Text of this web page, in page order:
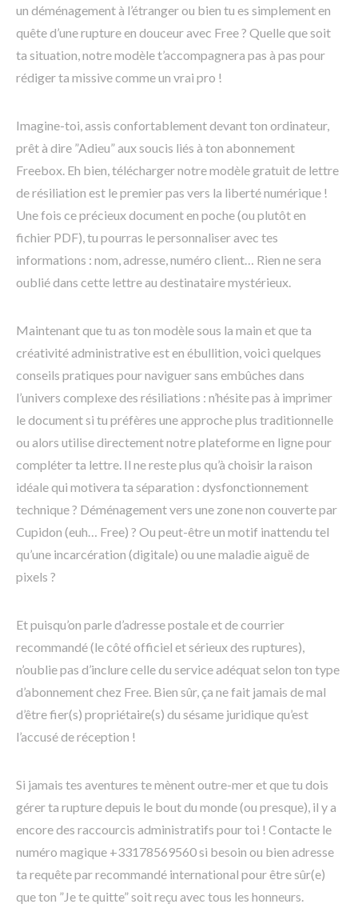
un déménagement à l’étranger ou bien tu es simplement en
quête d’une rupture en douceur avec Free ? Quelle que soit
ta situation, notre modèle t’accompagnera pas à pas pour
rédiger ta missive comme un vrai pro !
Imagine-toi, assis confortablement devant ton ordinateur,
prêt à dire ”Adieu” aux soucis liés à ton abonnement
Freebox. Eh bien, télécharger notre modèle gratuit de lettre
de résiliation est le premier pas vers la liberté numérique !
Une fois ce précieux document en poche (ou plutôt en
fichier PDF), tu pourras le personnaliser avec tes
informations : nom, adresse, numéro client… Rien ne sera
oublié dans cette lettre au destinataire mystérieux.
Maintenant que tu as ton modèle sous la main et que ta
créativité administrative est en ébullition, voici quelques
conseils pratiques pour naviguer sans embûches dans
l’univers complexe des résiliations : n’hésite pas à imprimer
le document si tu préfères une approche plus traditionnelle
ou alors utilise directement notre plateforme en ligne pour
compléter ta lettre. Il ne reste plus qu’à choisir la raison
idéale qui motivera ta séparation : dysfonctionnement
technique ? Déménagement vers une zone non couverte par
Cupidon (euh… Free) ? Ou peut-être un motif inattendu tel
qu’une incarcération (digitale) ou une maladie aiguë de
pixels ?
Et puisqu’on parle d’adresse postale et de courrier
recommandé (le côté officiel et sérieux des ruptures),
n’oublie pas d’inclure celle du service adéquat selon ton type
d’abonnement chez Free. Bien sûr, ça ne fait jamais de mal
d’être fier(s) propriétaire(s) du sésame juridique qu’est
l’accusé de réception !
Si jamais tes aventures te mènent outre-mer et que tu dois
gérer ta rupture depuis le bout du monde (ou presque), il y a
encore des raccourcis administratifs pour toi ! Contacte le
numéro magique +33178569560 si besoin ou bien adresse
ta requête par recommandé international pour être sûr(e)
que ton ”Je te quitte” soit reçu avec tous les honneurs.